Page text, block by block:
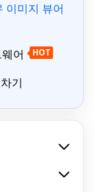
이미지 뷰어
어
HOT
기